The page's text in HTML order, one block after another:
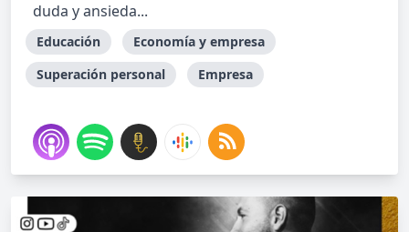
duda y ansieda...
Educación
Economía y empresa
Superación personal
Empresa